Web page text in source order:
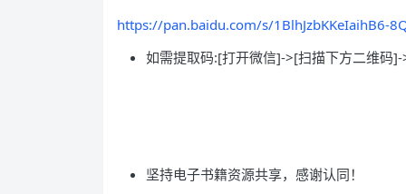
https://pan.baidu.com/s/1BlhJzbKKeIaihB6-
如需提取码:[打开微信]->[扫描下方二维码
坚持电子书籍资源共享，感谢认同！